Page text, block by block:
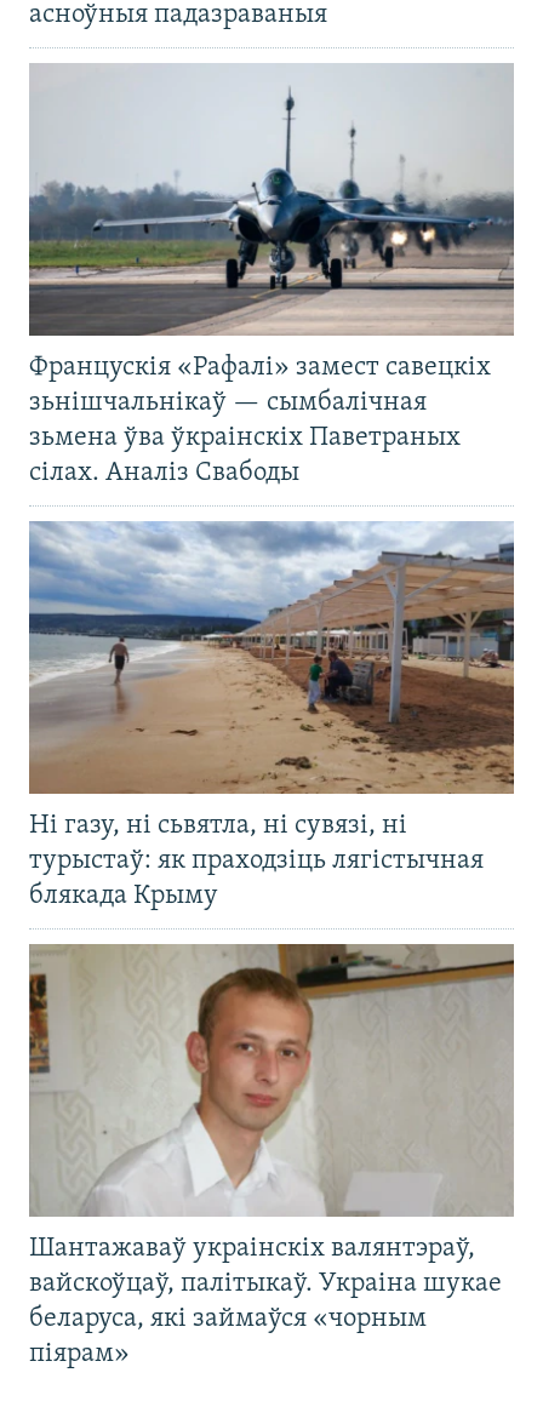
асноўныя падазраваныя
Францускія «Рафалі» замест савецкіх
зьнішчальнікаў — сымбалічная
зьмена ўва ўкраінскіх Паветраных
сілах. Аналіз Свабоды
Ні газу, ні сьвятла, ні сувязі, ні
турыстаў: як праходзіць лягістычная
блякада Крыму
Шантажаваў украінскіх валянтэраў,
вайскоўцаў, палітыкаў. Украіна шукае
беларуса, які займаўся «чорным
піярам»